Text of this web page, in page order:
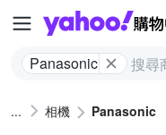
Panasonic
相機 Panasonic